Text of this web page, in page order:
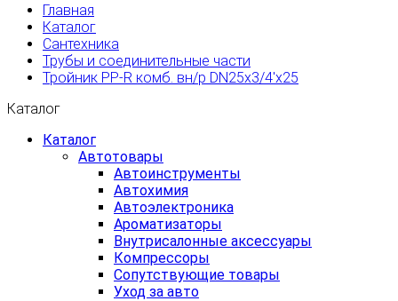
Главная
Каталог
Сантехника
Трубы и соединительные части
Тройник PP-R комб. вн/р DN25х3/4'х25
Каталог
Каталог
Автотовары
Автоинструменты
Автохимия
Автоэлектроника
Ароматизаторы
Внутрисалонные аксессуары
Компрессоры
Сопутствующие товары
Уход за авто